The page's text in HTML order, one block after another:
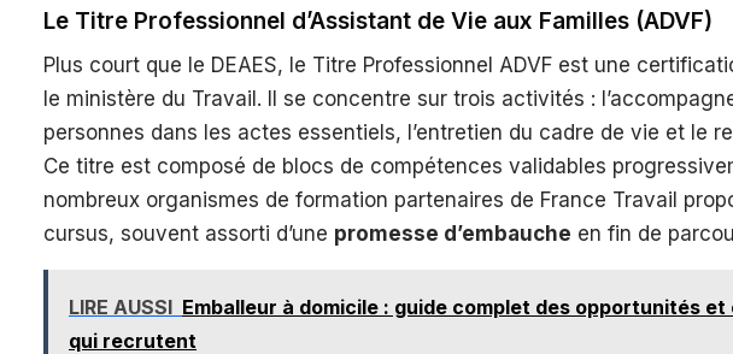
Le Titre Professionnel d’Assistant de Vie aux Familles (ADVF)
Plus court que le DEAES, le Titre Professionnel ADVF est une
le ministère du Travail. Il se concentre sur trois activités :
personnes dans les actes essentiels, l’entretien du cadre de vie et le
Ce titre est composé de blocs de compétences validables
nombreux organismes de formation partenaires de France Travail
cursus, souvent assorti d’une promesse d’embauche en fin de
LIRE AUSSI Emballeur à domicile : guide complet des opportunités
qui recrutent